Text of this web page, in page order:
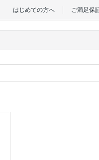
はじめての方へ ご満足保